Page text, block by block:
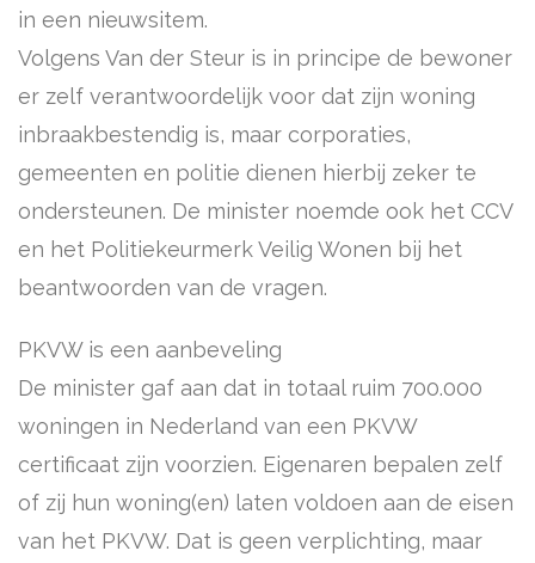
in een nieuwsitem.
Volgens Van der Steur is in principe de bewoner
er zelf verantwoordelijk voor dat zijn woning
inbraakbestendig is, maar corporaties,
gemeenten en politie dienen hierbij zeker te
ondersteunen. De minister noemde ook het CCV
en het Politiekeurmerk Veilig Wonen bij het
beantwoorden van de vragen.
PKVW is een aanbeveling
De minister gaf aan dat in totaal ruim 700.000
woningen in Nederland van een PKVW
certificaat zijn voorzien. Eigenaren bepalen zelf
of zij hun woning(en) laten voldoen aan de eisen
van het PKVW. Dat is geen verplichting, maar